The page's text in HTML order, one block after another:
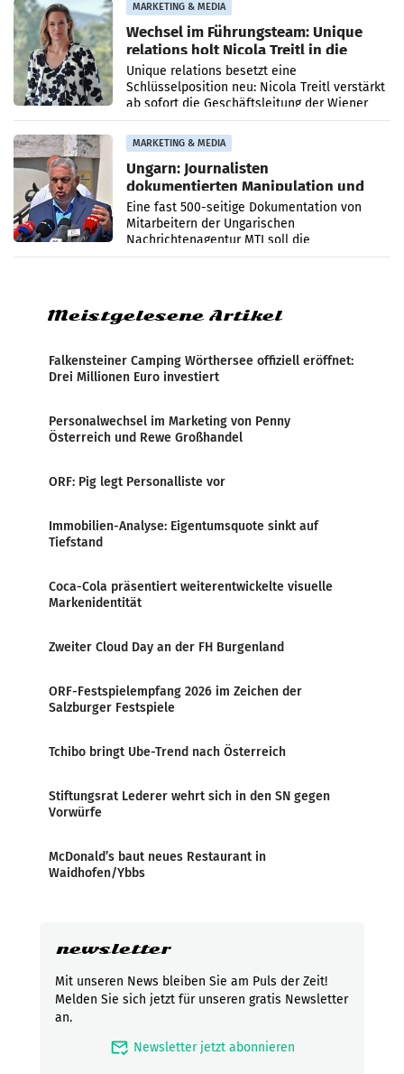
MARKETING & MEDIA
Wechsel im Führungsteam: Unique
relations holt Nicola Treitl in die
Geschäftsleitung
Unique relations besetzt eine
Schlüsselposition neu: Nicola Treitl verstärkt
ab sofort die Geschäftsleitung der Wiener
PR-Agentur an der Seite von Josef Kalina und
Anna Kalina-Mahr.
MARKETING & MEDIA
Ungarn: Journalisten
dokumentierten Manipulation und
Zensur
Eine fast 500-seitige Dokumentation von
Mitarbeitern der Ungarischen
Nachrichtenagentur MTI soll die
systematische Nachrichten-Manipulation und
Meistgelesene Artikel
Falkensteiner Camping Wörthersee offiziell eröffnet:
Drei Millionen Euro investiert
Personalwechsel im Marketing von Penny
Österreich und Rewe Großhandel
ORF: Pig legt Personalliste vor
Immobilien-Analyse: Eigentumsquote sinkt auf
Tiefstand
Coca-Cola präsentiert weiterentwickelte visuelle
Markenidentität
Zweiter Cloud Day an der FH Burgenland
ORF-Festspielempfang 2026 im Zeichen der
Salzburger Festspiele
Tchibo bringt Ube-Trend nach Österreich
Stiftungsrat Lederer wehrt sich in den SN gegen
Vorwürfe
McDonald’s baut neues Restaurant in
Waidhofen/Ybbs
newsletter
Mit unseren News bleiben Sie am Puls der Zeit!
Melden Sie sich jetzt für unseren gratis Newsletter
an.
mark_email_read Newsletter jetzt abonnieren